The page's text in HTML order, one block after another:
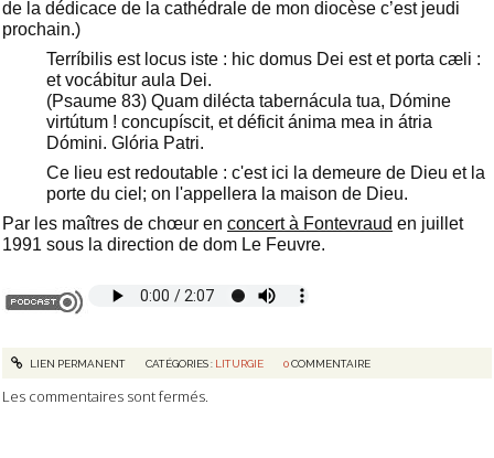
de la dédicace de la cathédrale de mon diocèse c’est jeudi
prochain.)
Terríbilis est locus iste : hic domus Dei est et porta cæli :
et vocábitur aula Dei.
(Psaume 83) Quam dilécta tabernácula tua, Dómine
virtútum ! concupíscit, et déficit ánima mea in átria
Dómini. Glória Patri.
Ce lieu est redoutable : c'est ici la demeure de Dieu et la
porte du ciel; on l'appellera la maison de Dieu.
Par les maîtres de chœur en concert à Fontevraud en juillet
1991 sous la direction de dom Le Feuvre.
LIEN PERMANENT CATÉGORIES : LITURGIE 0COMMENTAIRE
Les commentaires sont fermés.